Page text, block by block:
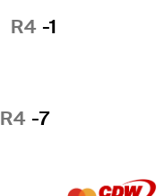
R4 -1
R4 -7